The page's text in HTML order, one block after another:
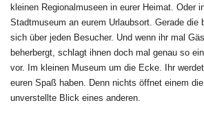
kleinen Regionalmuseen in eurer Heimat. Oder
Stadtmuseum an eurem Urlaubsort. Gerade die
sich über jeden Besucher. Und wenn ihr mal
beherbergt, schlagt ihnen doch mal genau so
vor. Im kleinen Museum um die Ecke. Ihr
euren Spaß haben. Denn nichts öffnet einem
unverstellte Blick eines anderen.